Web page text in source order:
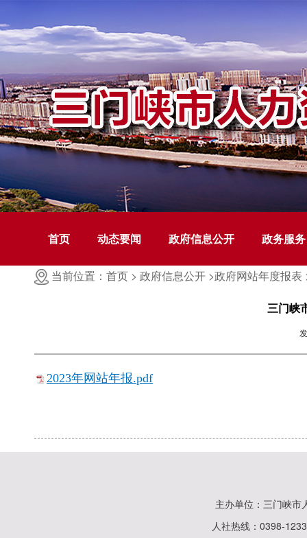
首页 动态要闻 政府信息公开 政务服务
当前位置：首页 > 政府信息公开 >政府网站年度报表
三门峡
2023年网站年报.pdf
主办单位：三门峡
人社热线：0398-